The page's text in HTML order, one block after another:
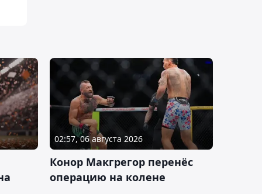
02:57, 06 августа 2026
Конор Макгрегор перенёс
операцию на колене